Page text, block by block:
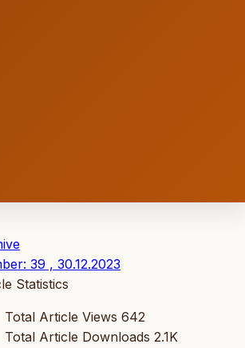
39 , 30.12.2023
Statistics
Total Article Views 642
Total Article Downloads 2.1K